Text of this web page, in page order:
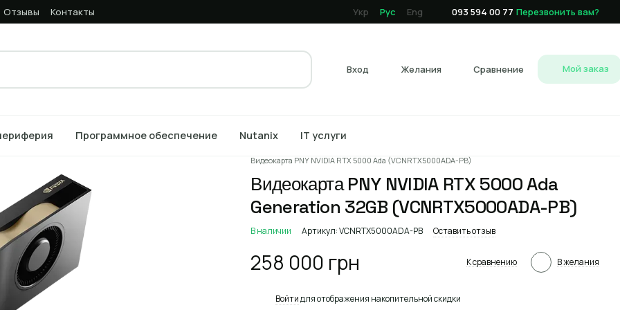
Отзывы Контакты Укр Рус Eng 093 594 00 77 Перезвонить вам?
Вход Желания Сравнение Мой заказ
Программное обеспечение Nutanix IT услуги
Видеокарта PNY NVIDIA RTX 5000 Ada (VCNRTX5000ADA-PB)
Видеокарта PNY NVIDIA RTX 5000 Ada
Generation 32GB (VCNRTX5000ADA-PB)
В наличии Артикул: VCNRTX5000ADA-PB Оставить отзыв
258 000 грн К сравнению В желания
Войтидля отображения накопительной скидки